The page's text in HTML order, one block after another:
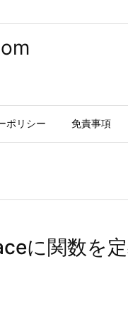
ポリシー 免責事項
に関数を